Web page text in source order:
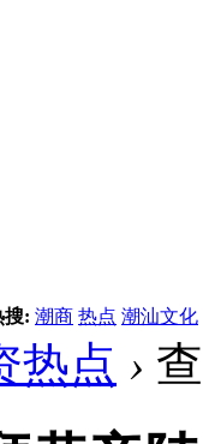
搜: 潮商 热点 潮汕文化
热点 ›